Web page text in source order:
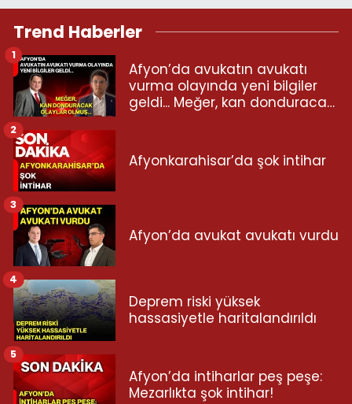
Trend Haberler
Afyon’da avukatın avukatı
vurma olayında yeni bilgiler
geldi... Meğer, kan donduracak
1
Afyonkarahisar’da şok intihar
2
Afyon’da avukat avukatı vurdu
3
Deprem riski yüksek
hassasiyetle haritalandırıldı
4
Afyon’da intiharlar peş peşe:
Mezarlıkta şok intihar!
5